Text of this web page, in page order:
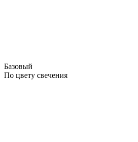
Базовый
По цвету свечения